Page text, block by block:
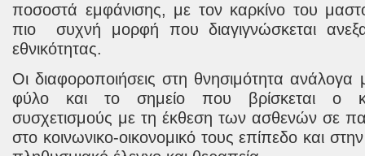
ποσοστά εμφάνισης, με τον καρκίνο του
πιο
συχνή μορφή που διαγιγνώσκεται
εθνικότητας.
Οι διαφοροποιήσεις στη θνησιμότητα ανάλογα
φύλο και το σημείο που βρίσκεται ο
συσχετισμούς με τη έκθεση των ασθενών σε
στο κοινωνικο-οικονομικό τους επίπεδο και